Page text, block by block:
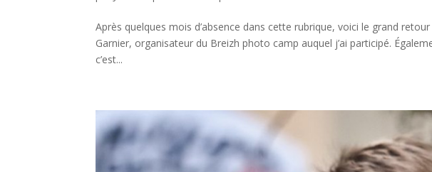
Après quelques mois d’absence dans cette rubrique, voici le grand
Garnier, organisateur du Breizh photo camp auquel j’ai participé.
c’est...